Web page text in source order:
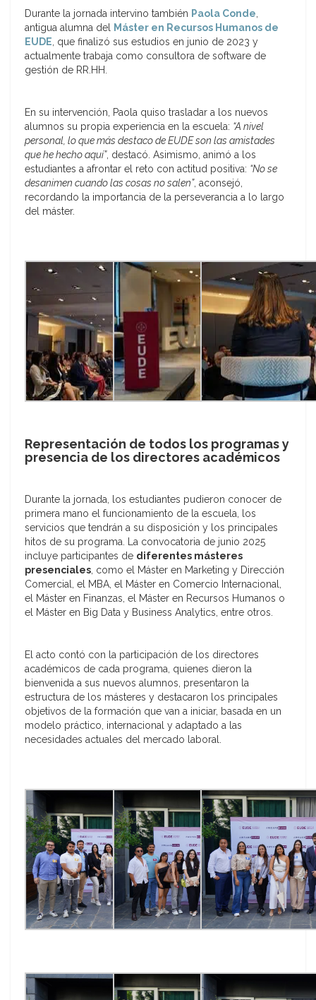
Durante la jornada intervino también Paola Conde
antigua alumna del
Máster en Recursos Humanos de
EUDE , que finalizó sus estudios en junio de 2023 y
actualmente trabaja como consultora de software de
gestión de RR.HH.
En su intervención, Paola quiso trasladar a los nuevos
alumnos su propia experiencia en la escuela: “A nivel
personal, lo que más destaco de EUDE son las amistades
que he hecho aquí”, destacó. Asimismo, animó a los
estudiantes a afrontar el reto con actitud positiva: “No se
desanimen cuando las cosas no salen”, aconsejó,
recordando la importancia de la perseverancia a lo largo
del máster.
Representación de todos los programas y
presencia de los directores académicos
Durante la jornada, los estudiantes pudieron conocer de
primera mano el funcionamiento de la escuela, los
servicios que tendrán a su disposición y los principales
hitos de su programa. La convocatoria de junio 2025
incluye participantes de diferentes másteres
presenciales , como el Máster en Marketing y Dirección
Comercial, el MBA, el Máster en Comercio Internacional,
el Máster en Finanzas, el Máster en Recursos Humanos o
el Máster en Big Data y Business Analytics, entre otros.
El acto contó con la participación de los directores
académicos de cada programa, quienes dieron la
bienvenida a sus nuevos alumnos, presentaron la
estructura de los másteres y destacaron los principales
objetivos de la formación que van a iniciar, basada en un
modelo práctico, internacional y adaptado a las
necesidades actuales del mercado laboral.